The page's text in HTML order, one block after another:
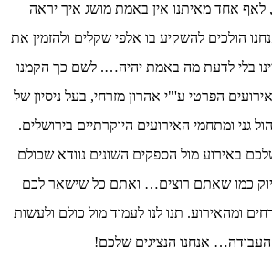
לאף אחד מאיתנו אין באמת מושג איך יראה
הולכים להשקיע בו אלפי שקלים ולהזמין את
בלי לדעת מה באמת יהיה…. לשם כך הקמנו
הפרטי ע'"י אהרון מזרחי, בעל ניסיון של
שנה בניהול גני ומתחמי האירועים היוקרתיים בירושלים.
באירוע מול הספקים השונים נוודא שכולם
כמו שאתם רוצים… ואתם כל שישאר לכם
ומהאירוע. תנו לנו לעמוד מול כולם ולעשות
אנחנו הנציגים שלכם!